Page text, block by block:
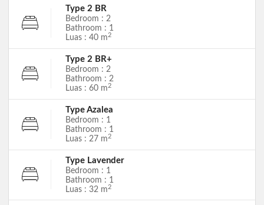
Type 2 BR
Bedroom : 2
Bathroom : 1
Luas : 40 m2
Type 2 BR+
Bedroom : 2
Bathroom : 2
Luas : 60 m 2
Type Azalea
Bedroom : 1
Bathroom : 1
Luas : 27 m 2
Type Lavender
Bedroom : 1
Bathroom : 1
Luas : 32 m 2